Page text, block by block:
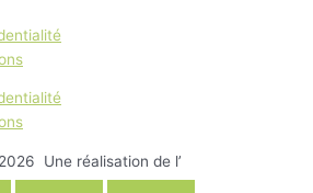
Une réalisation de l’Agence Pixi